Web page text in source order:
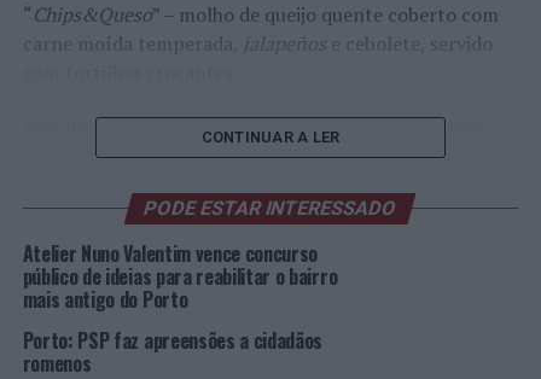
“Chips&Queso” – molho de queijo quente coberto com
carne moída temperada, jalapeños e cebolete, servido
Este menu evoca as celebrações do 5 de maio, feriado
mexicano que comemora a vitória sobre as tropas
resistência mexicana à dominação estrangeira.
OHard Rock Porto, instalado num edifício histórico na
Rua do Almada, tem dois bares, três salas de restaurante
– uma camisa de Elvis Presley, uns ténis de David Bowie,
CONTINUAR A LER
PODE ESTAR INTERESSADO
Atelier Nuno Valentim vence concurso
público de ideias para reabilitar o bairro
mais antigo do Porto
Porto: PSP faz apreensões a cidadãos
romenos